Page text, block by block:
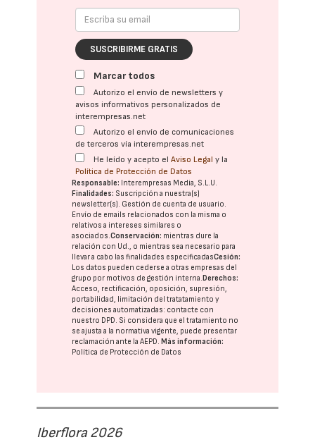
SUSCRIBIRME GRATIS
Marcar todos
Autorizo el envío de newsletters y
avisos informativos personalizados de
interempresas.net
Autorizo el envío de comunicaciones
de terceros vía interempresas.net
He leído y acepto elAviso Legal y la
Política de Protección de Datos
Responsable: Interempresas Media, S.L.U.
Finalidades: Suscripción a nuestra(s)
newsletter(s). Gestión de cuenta de usuario.
Envío de emails relacionados con la misma o
relativos a intereses similares o
asociados.Conservación: mientras dure la
relación con Ud., o mientras sea necesario para
llevar a cabo las finalidades especificadasCesión:
Los datos pueden cederse a otras empresas del
grupo por motivos de gestión interna.Derechos:
Acceso, rectificación, oposición, supresión,
portabilidad, limitación del tratatamiento y
decisiones automatizadas: contacte con
nuestro DPD. Si considera que el tratamiento no
se ajusta a la normativa vigente, puede presentar
reclamación ante laAEPD.Más información:
Política de Protección de Datos
Iberflora 2026